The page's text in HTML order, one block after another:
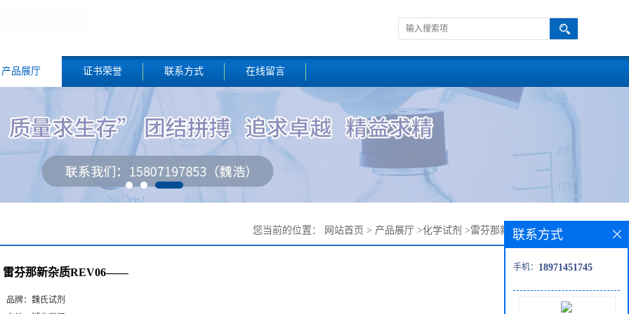
产品展厅 证书荣誉 联系方式 在线留言
您当前的位置： 网站首页 > 产品展厅 >化学试剂 >雷芬那新杂质REV06——
雷芬那新杂质REV06——
品牌： 魏氏试剂
联系方式
手机： 18971451745